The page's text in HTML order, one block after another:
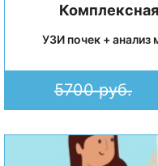
УЗИ почек + анализ
5700 руб.